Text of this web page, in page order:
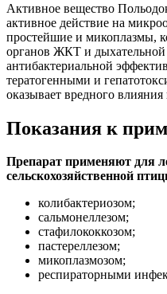
Активное вещество
активное действие на
простейшие и микоплазмы,
органов ЖКТ и
антибактериальной
тератогенными и
оказывает вредного
Показания к
Препарат применяют для
сельскохозяйственной
колибактериозом;
сальмонеллезом;
стафилококкозом;
пастереллезом;
микоплазмозом;
респираторными